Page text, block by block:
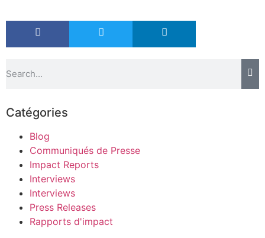
Catégories
Blog
Communiqués de Presse
Impact Reports
Interviews
Interviews
Press Releases
Rapports d'impact